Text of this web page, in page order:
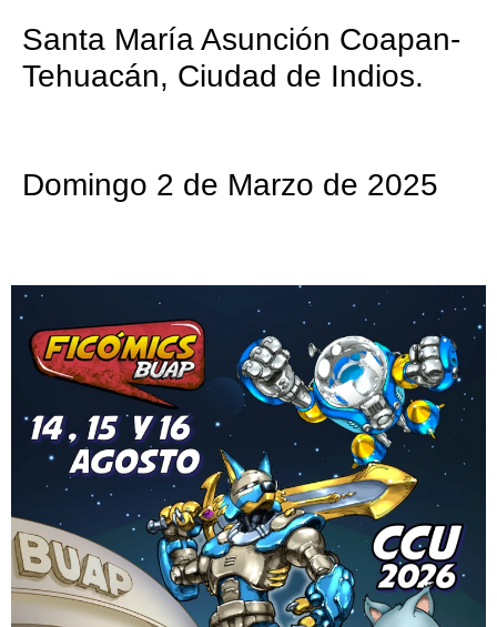
Santa María Asunción Coapan-
Tehuacán, Ciudad de Indios.
Domingo 2 de Marzo de 2025